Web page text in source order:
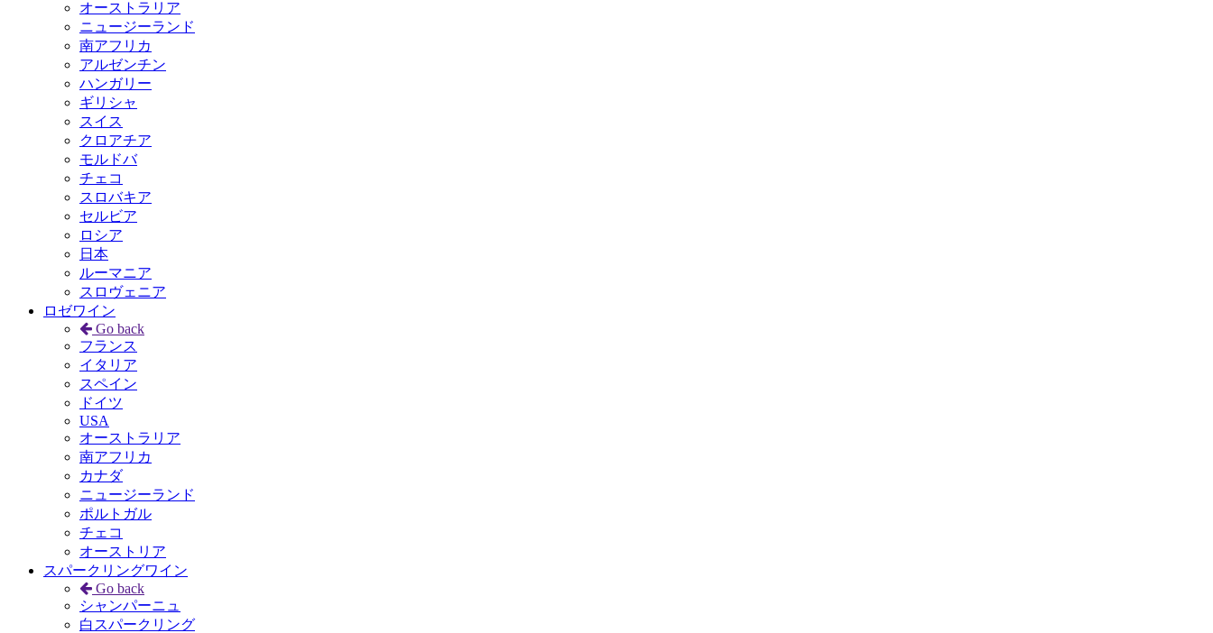
オーストラリア
ニュージーランド
南アフリカ
アルゼンチン
ハンガリー
ギリシャ
スイス
クロアチア
モルドバ
チェコ
スロバキア
セルビア
ロシア
日本
ルーマニア
スロヴェニア
ロゼワイン
Go back
フランス
イタリア
スペイン
ドイツ
USA
オーストラリア
南アフリカ
カナダ
ニュージーランド
ポルトガル
チェコ
オーストリア
スパークリングワイン
Go back
シャンパーニュ
白スパークリング